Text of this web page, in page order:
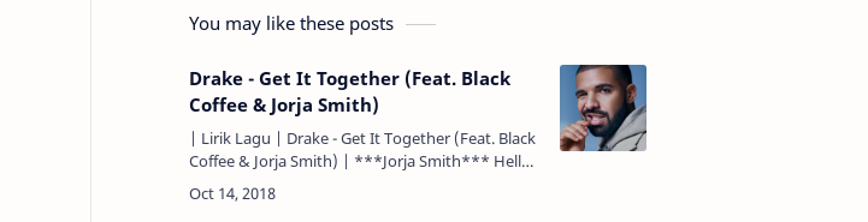
You may like these posts
Drake - Get It Together (Feat. Black
Coffee & Jorja Smith)
| Lirik Lagu | Drake - Get It Together (Feat. Black
Coffee & Jorja Smith) | ***Jorja Smith*** Hello,
Halo, I've been hurt so many times. Aku telah
menyaki…